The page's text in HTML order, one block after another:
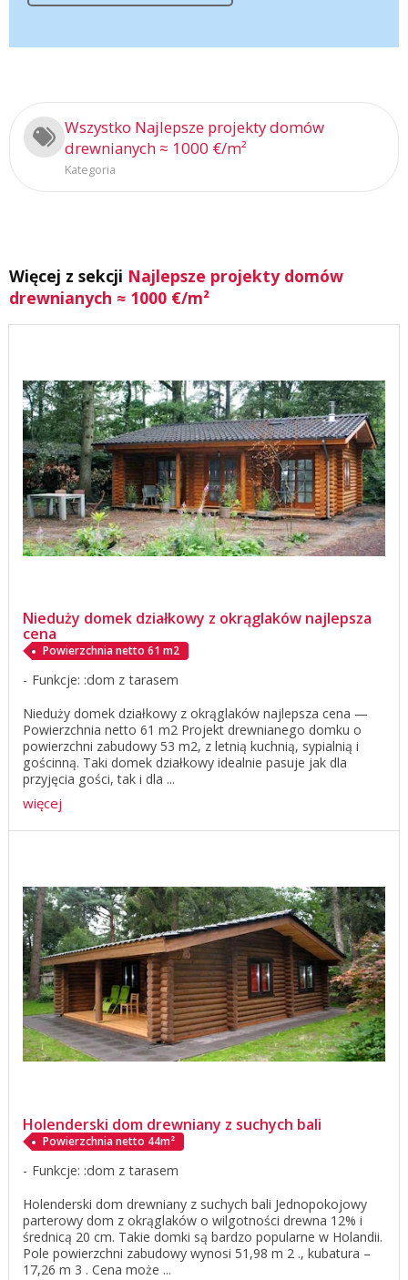
Wszystko Najlepsze projekty domów
drewnianych ≈ 1000 €/m²
Kategoria
Więcej z sekcji Najlepsze projekty domów
drewnianych ≈ 1000 €/m²
Nieduży domek działkowy z okrąglaków najlepsza
cena
Powierzchnia netto 61 m2
Funkcje: :dom z tarasem
Nieduży domek działkowy z okrąglaków najlepsza cena —
Powierzchnia netto 61 m2 Projekt drewnianego domku o
powierzchni zabudowy 53 m2, z letnią kuchnią, sypialnią i
gościnną. Taki domek działkowy idealnie pasuje jak dla
przyjęcia gości, tak i dla ...
więcej
Holenderski dom drewniany z suchych bali
Powierzchnia netto 44m²
Funkcje: :dom z tarasem
Holenderski dom drewniany z suchych bali Jednopokojowy
parterowy dom z okrąglaków o wilgotności drewna 12% i
średnicą 20 cm. Takie domki są bardzo popularne w Holandii.
Pole powierzchni zabudowy wynosi 51,98 m 2 ., kubatura –
17,26 m 3 . Cena może ...